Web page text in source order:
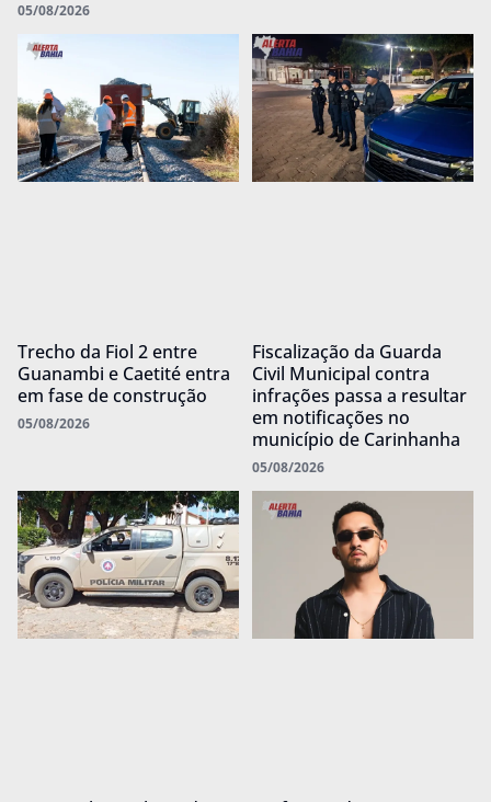
05/08/2026
Trecho da Fiol 2 entre
Guanambi e Caetité entra
em fase de construção
05/08/2026
Fiscalização da Guarda
Civil Municipal contra
infrações passa a resultar
em notificações no
município de Carinhanha
05/08/2026